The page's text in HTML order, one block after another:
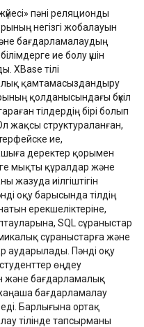
пәні реляционды
негізгі жобалауын
бағдарламалаудың
ие болу үшін
XBase тілі
қамтамасыздандыру
қолданысындағы бүкіл
тілдердің бірі болып
жақсы структураланған,
ие,
деректер қорымен
мықты құралдар және
жазуда иілгіштігін
оқу барысында тілдің
ерекшеліктеріне,
SQL сұраныстар
сұраныстарға және
аударылады. Пәнді оқу
өңдеу
және бағдарламалық
бағдарламалау
Барлығына ортақ
тілінде тапсырманы